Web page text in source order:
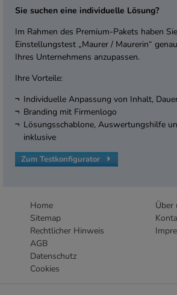
Sie suchen eine individuelle Lösung?
Im Rahmen des Premium-Pakets haben
Einstellungstest „Maurer / Maurerin“
Ihres Unternehmens anzupassen.
Ihre Vorteile:
Individuelle Anpassung von Inhalt,
Branding mit Firmenlogo
Lösungsschablone, Auswertungshilfe
inklusive
Zum Testkonfigurator
Home
Sitemap
Rechtlicher Hinweis
AGB
Datenschutz
Cookies
Über